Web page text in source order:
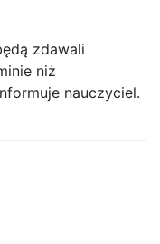
zdawali
niż
nauczyciel.